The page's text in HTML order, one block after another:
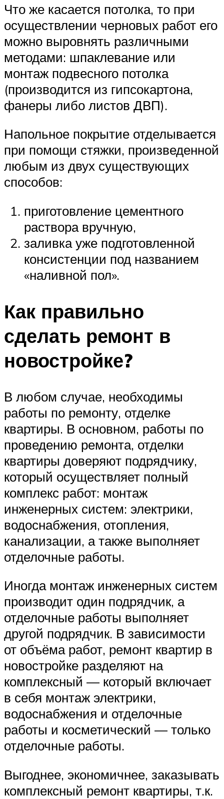
Что же касается потолка, то при
осуществлении черновых работ его
можно выровнять различными
методами: шпаклевание или
монтаж подвесного потолка
(производится из гипсокартона,
фанеры либо листов ДВП).
Напольное покрытие отделывается
при помощи стяжки, произведенной
любым из двух существующих
способов:
приготовление цементного
раствора вручную,
заливка уже подготовленной
консистенции под названием
«наливной пол».
Как правильно
сделать ремонт в
новостройке?
В любом случае, необходимы
работы по ремонту, отделке
квартиры. В основном, работы по
проведению ремонта, отделки
квартиры доверяют подрядчику,
который осуществляет полный
комплекс работ: монтаж
инженерных систем: электрики,
водоснабжения, отопления,
канализации, а также выполняет
отделочные работы.
Иногда монтаж инженерных систем
производит один подрядчик, а
отделочные работы выполняет
другой подрядчик. В зависимости
от объёма работ, ремонт квартир в
новостройке разделяют на
комплексный — который включает
в себя монтаж электрики,
водоснабжения и отделочные
работы и косметический — только
отделочные работы.
Выгоднее, экономичнее, заказывать
комплексный ремонт квартиры, т.к.